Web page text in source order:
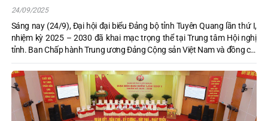
24/09/2025
Sáng nay (24/9), Đại hội đại biểu Đảng bộ tỉnh Tuyên Quang lần thứ I,
nhiệm kỳ 2025 – 2030 đã khai mạc trọng thể tại Trung tâm Hội nghị
tỉnh. Ban Chấp hành Trung ương Đảng Cộng sản Việt Nam và đồng chí
Tô Lâm, Tổng Bí thư Ban Chấp hành Trung ương Đảng Cộng sản Việt
Nam gửi Lẵng hoa chúc mừng Đại hội.